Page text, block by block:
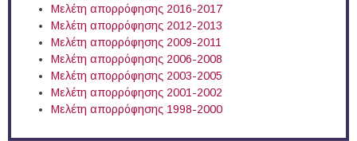
Μελέτη απορρόφησης 2016-2017
Μελέτη απορρόφησης 2012-2013
Μελέτη απορρόφησης 2009-2011
Μελέτη απορρόφησης 2006-2008
Μελέτη απορρόφησης 2003-2005
Μελέτη απορρόφησης 2001-2002
Μελέτη απορρόφησης 1998-2000